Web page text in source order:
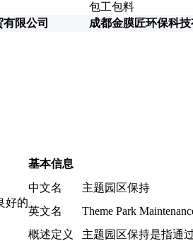
限公司 成都金膜匠环保科技
好的
基本信息
中文名
主题园区保持
英文名
Theme Park
概述定义
主题园区保持是指通